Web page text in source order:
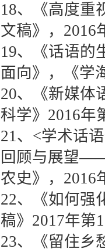
18、《高度重
文稿》，2016
19、《话语的
面向》，《学
20、《新媒体
科学》2016年
21、<学术话
回顾与展望
农史》，2016
22、《如何强
稿》2017年第
23、《留住乡